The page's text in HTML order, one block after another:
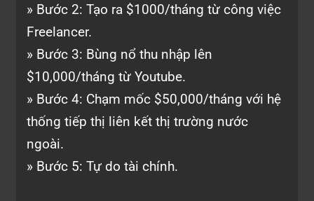
» Bước 2: Tạo ra $1000/tháng từ công việc
Freelancer.
» Bước 3: Bùng nổ thu nhập lên
$10,000/tháng từ Youtube.
» Bước 4: Chạm mốc $50,000/tháng với hệ
thống tiếp thị liên kết thị trường nước
ngoài.
» Bước 5: Tự do tài chính.